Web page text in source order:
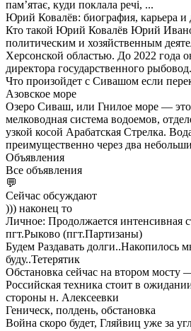
пам’ятає, куди поклала речі, ...
Юрий Ковалёв: биография, карьера и
Кто такой Юрий Ковалёв Юрий
политическим и хозяйственным
Херсонской областью. До 2022 года
директора государственного
Что произойдет с Сивашом если
Азовское море
Озеро Сиваш, или Гнилое море — это
мелководная система водоемов,
узкой косой Арабатская Стрелка.
преимущественно через два
Объявления
Все объявления
💬
Сейчас обсуждают
))) наконец то
Личное: Продолжается интенсивная
пгт.Рыково (пгт.Партизаны)
Будем Раздавать долги..Накопилось
буду..Тетерятик
Обстановка сейчас на втором мосту
Российская техника стоит в
стороны н. Алексеевки
Геническ, полдень, обстановка
Война скоро будет, Гляйвиц уже за